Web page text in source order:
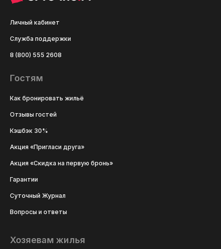
Личный кабинет
Служба поддержки
8 (800) 555 2608
Гостям
Как бронировать жильё
Отзывы гостей
Кэшбэк 30%
Акция «Пригласи друга»
Акция «Скидка на первую бронь»
Гарантии
Суточный Журнал
Вопросы и ответы
Хозяевам жилья